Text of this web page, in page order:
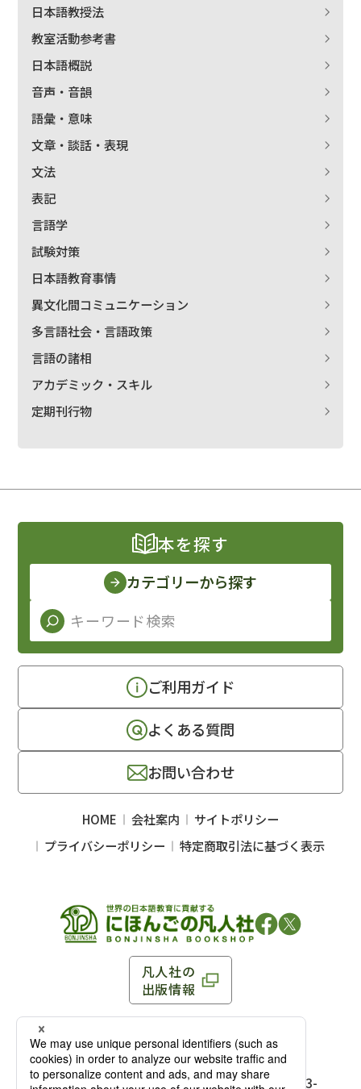
日本語教授法
教室活動参考書
日本語概説
音声・音韻
語彙・意味
文章・談話・表現
文法
表記
言語学
試験対策
日本語教育事情
異文化間コミュニケーション
多言語社会・言語政策
言語の諸相
アカデミック・スキル
定期刊行物
凡人社の
出版情報
〒102-0093 東京都千代田区平河町 1-3-13 8F
TEL：03-3263-3959／FAX：03-3263-3116
〒102-0093 東京都千代田区平河町1-3-
本を探す
カテゴリーから探す
ご利用ガイド
よくある質問
お問い合わせ
HOME 会社案内
サイトポリシー
プライバシーポリシー
特定商取引法に基づく表示